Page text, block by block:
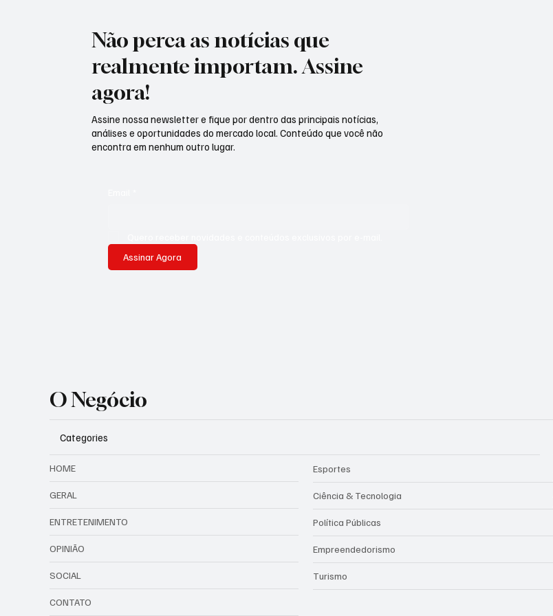
Não perca as notícias que
realmente importam. Assine
agora!
Assinar Agora
Assine nossa newsletter e fique por dentro das principais notícias,
análises e oportunidades do mercado local. Conteúdo que você não
encontra em nenhum outro lugar.
O Negócio
Categories
HOME
GERAL
ENTRETENIMENTO
OPINIÃO
SOCIAL
CONTATO
Esportes
Ciência & Tecnologia
Política Públicas
Empreendedorismo
Turismo